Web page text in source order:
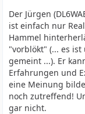
Der Jürgen
ist einfach nur
Hammel
"vorblökt" (... es
gemeint ...). Er
Erfahrungen und
eine Meinung
noch zutreffend!
gar nicht.